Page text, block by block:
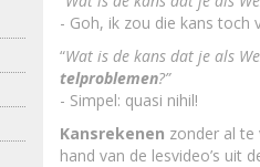
- Goh, ik zou die kans toch
“Wat is de kans dat je als
telproblemen?”
- Simpel: quasi nihil!
Kansrekenen zonder al te
hand van de lesvideo’s uit